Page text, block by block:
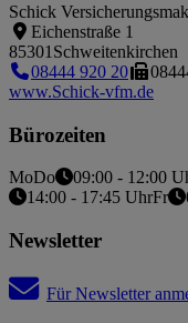
Schick
Eichenstraße 1
85301 Schweitenkirchen
08444 920 20
www.Schick-vfm.de
Bürozeiten
MoDo
09:00 - 12:00
14:00 - 17:45 UhrFr
Newsletter
Für Newsletter